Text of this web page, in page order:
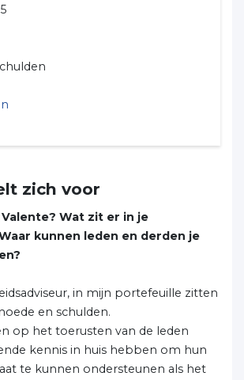
zich voor
Wat zit er in je
kunnen leden en derden je
in mijn portefeuille zitten
en schulden.
op het toerusten van de leden
kennis in huis hebben om hun
te kunnen ondersteunen als het